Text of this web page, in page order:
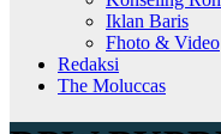
Iklan Baris
Fhoto & Video
Redaksi
The Moluccas